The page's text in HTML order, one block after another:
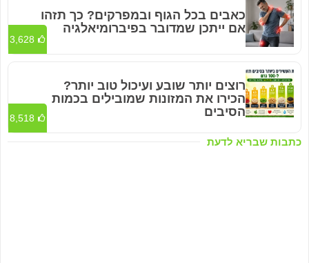
כתבות שבריא לדעת
כאבים בכל הגוף ובמפרקים? כך תזהו
אם ייתכן שמדובר בפיברומיאלגיה
3,628
רוצים יותר שובע ועיכול טוב יותר?
הכירו את המזונות שמובילים בכמות
הסיבים
8,518